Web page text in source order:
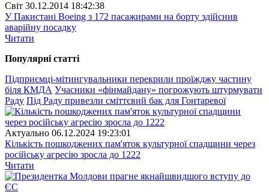
Свiт 30.12.2014 18:42:38
У Пакистані Boeing з 172 пасажирами на борту здійснив
аварійну посадку
Читати
Популярнi статтi
Підприємці-мітингувальники перекрили проїжджу частину
біля КМДА Учасники «фінмайдану» погрожують штурмувати
Раду Під Раду привезли сміттєвий бак для Гонтаревої
Актуально 06.12.2024 19:23:01
Кількість пошкоджених пам'яток культурної спадщини через
російську агресію зросла до 1222
Читати